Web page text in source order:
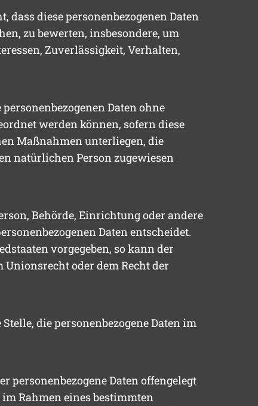
diese personenbezogenen Daten
zu bewerten, insbesondere, um
Zuverlässigkeit, Verhalten,
Daten ohne
werden können, sofern diese
Maßnahmen unterliegen, die
natürlichen Person zugewiesen
Behörde, Einrichtung oder andere
Daten entscheidet.
vorgegeben, so kann der
oder dem Recht der
die personenbezogene Daten im
personenbezogene Daten offengelegt
Rahmen eines bestimmten